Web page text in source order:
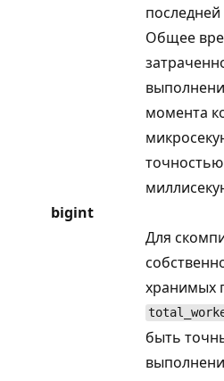
bigint
Общее
момента
Для
хранимых
быть